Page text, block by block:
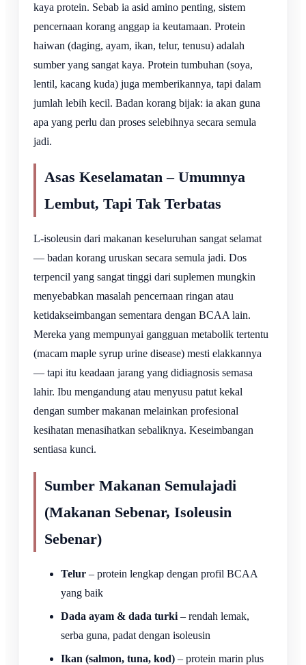
kaya protein. Sebab ia asid amino penting, sistem
pencernaan korang anggap ia keutamaan. Protein
haiwan (daging, ayam, ikan, telur, tenusu) adalah
sumber yang sangat kaya. Protein tumbuhan (soya,
lentil, kacang kuda) juga memberikannya, tapi dalam
jumlah lebih kecil. Badan korang bijak: ia akan guna
apa yang perlu dan proses selebihnya secara semula
jadi.
Asas Keselamatan – Umumnya
Lembut, Tapi Tak Terbatas
L-isoleusin dari makanan keseluruhan sangat selamat
— badan korang uruskan secara semula jadi. Dos
terpencil yang sangat tinggi dari suplemen mungkin
menyebabkan masalah pencernaan ringan atau
ketidakseimbangan sementara dengan BCAA lain.
Mereka yang mempunyai gangguan metabolik tertentu
(macam maple syrup urine disease) mesti elakkannya
— tapi itu keadaan jarang yang didiagnosis semasa
lahir. Ibu mengandung atau menyusu patut kekal
dengan sumber makanan melainkan profesional
kesihatan menasihatkan sebaliknya. Keseimbangan
sentiasa kunci.
Sumber Makanan Semulajadi
(Makanan Sebenar, Isoleusin
Sebenar)
Telur – protein lengkap dengan profil BCAA
yang baik
Dada ayam & dada turki – rendah lemak,
serba guna, padat dengan isoleusin
Ikan (salmon, tuna, kod) – protein marin plus